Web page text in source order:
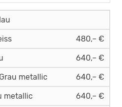
480,– €
640,– €
metallic 640,– €
metallic 640,– €